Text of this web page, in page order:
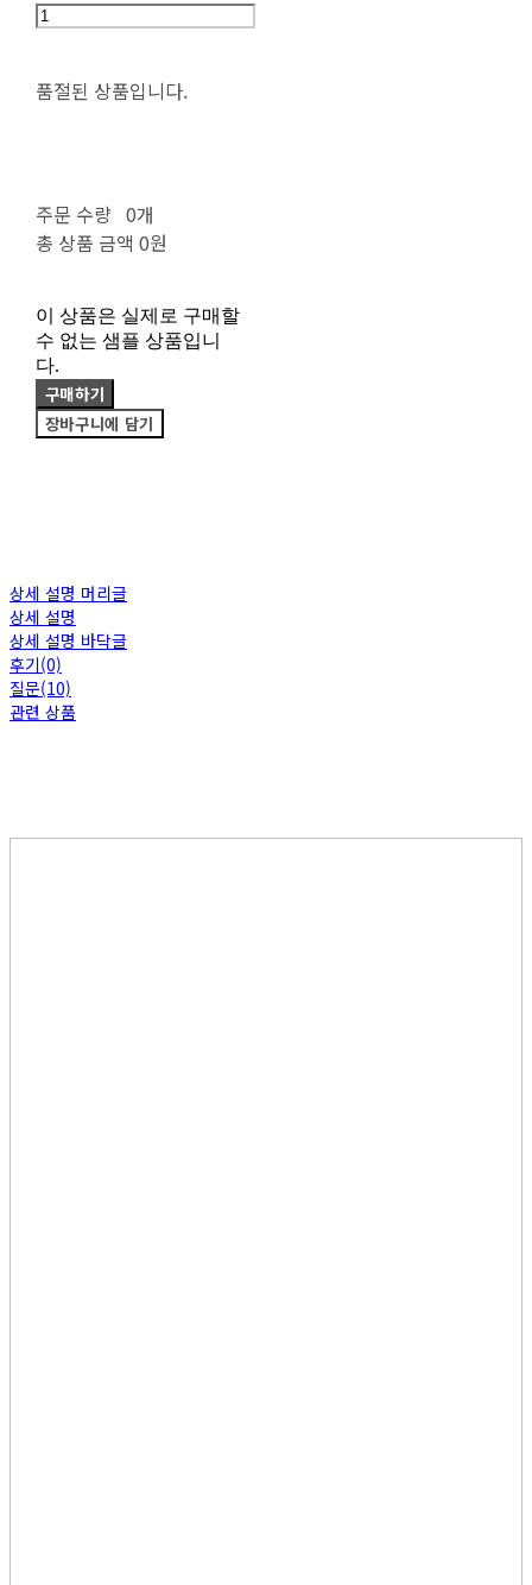
품절된 상품입니다.
주문 수량 0개
총 상품 금액 0원
이 상품은 실제로 구매할
수 없는 샘플 상품입니
다.
구매하기
장바구니에 담기
상세 설명 머리글
상세 설명
상세 설명 바닥글
후기(0)
질문(10)
관련 상품